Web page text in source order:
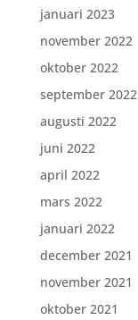
januari 2023
november 2022
oktober 2022
september 2022
augusti 2022
juni 2022
april 2022
mars 2022
januari 2022
december 2021
november 2021
oktober 2021